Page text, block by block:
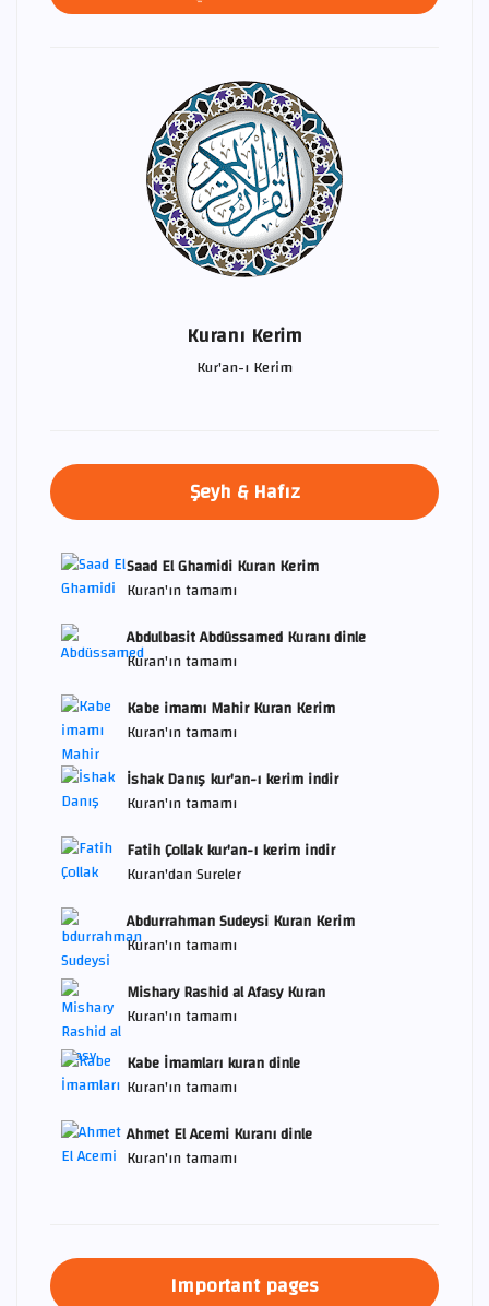
Kuranı Kerim
Kur'an-ı Kerim
Şeyh & Hafız
Saad El Ghamidi Kuran Kerim
Kuran'ın tamamı
Abdulbasit Abdüssamed Kuranı dinle
Kuran'ın tamamı
Kabe imamı Mahir Kuran Kerim
Kuran'ın tamamı
İshak Danış kur'an-ı kerim indir
Kuran'ın tamamı
Fatih Çollak kur'an-ı kerim indir
Kuran'dan Sureler
Abdurrahman Sudeysi Kuran Kerim
Kuran'ın tamamı
Mishary Rashid al Afasy Kuran
Kuran'ın tamamı
Kabe İmamları kuran dinle
Kuran'ın tamamı
Ahmet El Acemi Kuranı dinle
Kuran'ın tamamı
Important pages